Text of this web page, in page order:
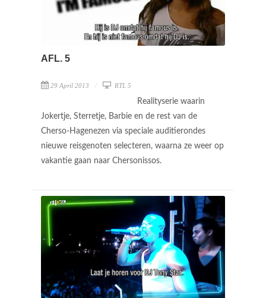
AFL. 5
29 April 2013 RTL 5
Realityserie waarin
Jokertje, Sterretje, Barbie en de rest van de
Cherso-Hagenezen via speciale auditierondes
nieuwe reisgenoten selecteren, waarna ze weer op
vakantie gaan naar Chersonissos.